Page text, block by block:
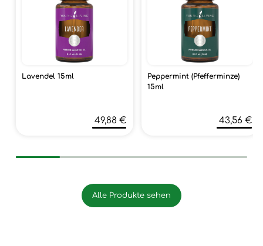
Lavendel 15ml
49,88 €
Peppermint (Pfefferminze)
15ml
43,56 €
Alle Produkte sehen